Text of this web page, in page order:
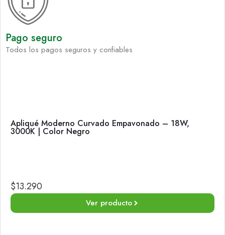
Pago seguro
Todos los pagos seguros y confiables
Apliqué Moderno Curvado Empavonado – 18W,
3000K | Color Negro
$13.290
Ver producto